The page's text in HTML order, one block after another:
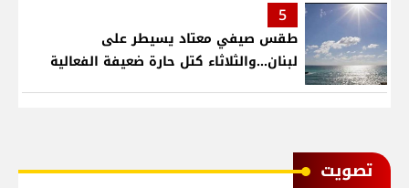
5
طقس صيفي معتاد يسيطر على
لبنان...والثلاثاء كتل حارة ضعيفة الفعالية
ﺗﺼﻮﻳﺖ